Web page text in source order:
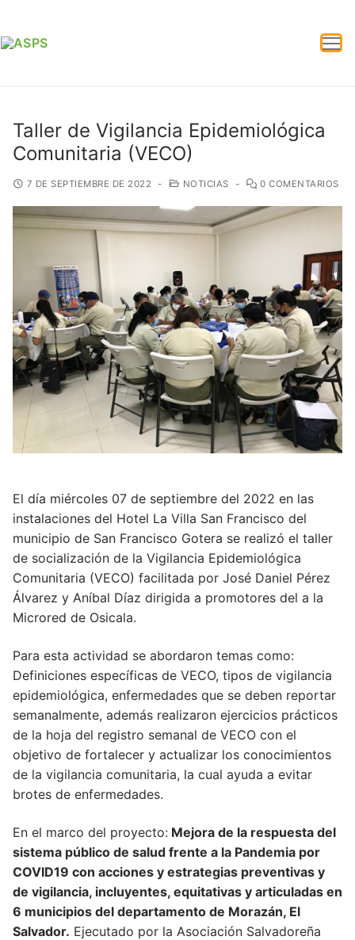
Taller de Vigilancia Epidemiológica
Comunitaria (VECO)
7 DE SEPTIEMBRE DE 2022 - NOTICIAS - 0 COMENTARIOS
El día miércoles 07 de septiembre del 2022 en las
instalaciones del Hotel La Villa San Francisco del
municipio de San Francisco Gotera se realizó el taller
de socialización de la Vigilancia Epidemiológica
Comunitaria (VECO) facilitada por José Daniel Pérez
Álvarez y Aníbal Díaz dirigida a promotores del a la
Microred de Osicala.
Para esta actividad se abordaron temas como:
Definiciones específicas de VECO, tipos de vigilancia
epidemiológica, enfermedades que se deben reportar
semanalmente, además realizaron ejercicios prácticos
de la hoja del registro semanal de VECO con el
objetivo de fortalecer y actualizar los conocimientos
de la vigilancia comunitaria, la cual ayuda a evitar
brotes de enfermedades.
En el marco del proyecto: Mejora de la respuesta del
sistema público de salud frente a la Pandemia por
COVID19 con acciones y estrategias preventivas y
de vigilancia, incluyentes, equitativas y articuladas en
6 municipios del departamento de Morazán, El
Salvador. Ejecutado por la Asociación Salvadoreña